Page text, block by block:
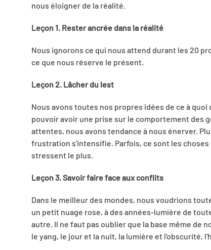
nous éloigner de la réalité.
Leçon 1. Rester ancrée dans la réalité
Nous ignorons ce qui nous attend durant les 20
ce que nous réserve le présent.
Leçon 2. Lâcher du lest
Nous avons toutes nos propres idées de ce à
pouvoir avoir une prise sur le comportement des
attentes, nous avons tendance à nous énerver.
frustration s'intensifie. Parfois, ce sont les
stressent le plus.
Leçon 3. Savoir faire face aux conflits
Dans le meilleur des mondes, nous voudrions
un petit nuage rose, à des années-lumière de
autre. Il ne faut pas oublier que la base même de
le yang, le jour et la nuit, la lumière et l'obscurité,